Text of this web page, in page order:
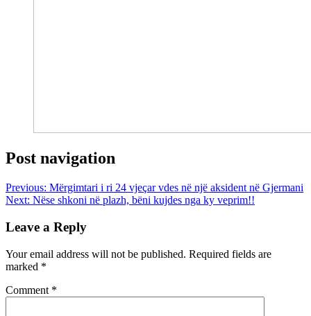
Post navigation
Previous: Mërgimtari i ri 24 vjeçar vdes në një aksident në Gjermani
Next: Nëse shkoni në plazh, bëni kujdes nga ky veprim!!
Leave a Reply
Your email address will not be published. Required fields are
marked *
Comment *